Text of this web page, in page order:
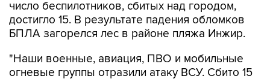
число беспилотников, сбитых над городом,
достигло 15. В результате падения обломков
БПЛА загорелся лес в районе пляжа Инжир.
"Наши военные, авиация, ПВО и мобильные
огневые группы отразили атаку ВСУ. Сбито 15